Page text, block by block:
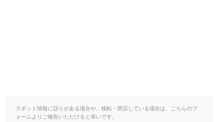
スポット情報に誤りがある場合や、移転・閉店している場合は、こちらのフ
ォームよりご報告いただけると幸いです。